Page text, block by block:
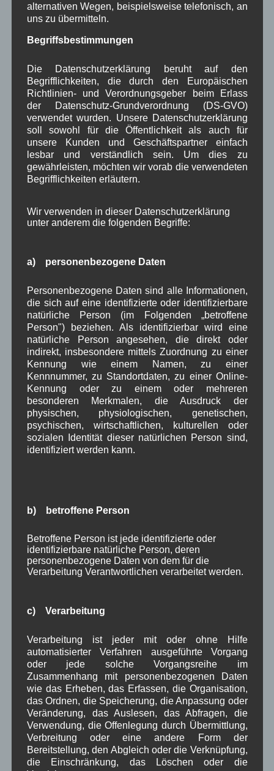
Josef Otler, Verein fürr Geschichtebei Über uns
Gerd ErfertbeiÜber uns
Beitragsarchiv
August 2026(2)
Mai 2026(11)
April 2026(8)
Januar 2026(8)
November 2025(5)
Oktober 2025(8)
September 2025(5)
August 2025
(2)
Juli 2025(9)
Juni 2025(7)
Mai 2025(3)
April 2025
März 2025(5)
Februar 2025(9)
Januar 2025(8)
Dezember 2024(7)
November 2024(14)
Juni 2024(4)
April 2024(5)
März 2024(4)
Februar 2024(4)
Januar 2024(5)
Oktober 2023(8)
August 2023(4)
Juli 2023(8)
Juni 2023
(7)
Mai 2023(8)
April 2023(10)
März 2023(5)
Februar 2023(3)
Januar 2023(8)
Dezember 2022
November 2022(8)
alternativen Wegen, beispielsweise telefonisch, an
uns zu übermitteln.
Begriffsbestimmungen
Die Datenschutzerklärung beruht auf den
Begrifflichkeiten, die durch den Europäischen
Richtlinien- und Verordnungsgeber beim Erlass
der Datenschutz-Grundverordnung (DS-GVO)
verwendet wurden. Unsere Datenschutzerklärung
soll sowohl für die Öffentlichkeit als auch für
unsere Kunden und Geschäftspartner einfach
lesbar und verständlich sein. Um dies zu
gewährleisten, möchten wir vorab die verwendeten
Begrifflichkeiten erläutern.
Wir verwenden in dieser Datenschutzerklärung
unter anderem die folgenden Begriffe:
a) personenbezogene Daten
Personenbezogene Daten sind alle Informationen,
die sich auf eine identifizierte oder identifizierbare
natürliche Person (im Folgenden „betroffene
Person") beziehen. Als identifizierbar wird eine
natürliche Person angesehen, die direkt oder
indirekt, insbesondere mittels Zuordnung zu einer
Kennung wie einem Namen, zu einer
Kennnummer, zu Standortdaten, zu einer Online-
Kennung oder zu einem oder mehreren
besonderen Merkmalen, die Ausdruck der
physischen, physiologischen, genetischen,
psychischen, wirtschaftlichen, kulturellen oder
sozialen Identität dieser natürlichen Person sind,
identifiziert werden kann.
b) betroffene Person
Betroffene Person ist jede identifizierte oder
identifizierbare natürliche Person, deren
personenbezogene Daten von dem für die
Verarbeitung Verantwortlichen verarbeitet werden.
c) Verarbeitung
Verarbeitung ist jeder mit oder ohne Hilfe
automatisierter Verfahren ausgeführte Vorgang
oder jede solche Vorgangsreihe im
Zusammenhang mit personenbezogenen Daten
wie das Erheben, das Erfassen, die Organisation,
das Ordnen, die Speicherung, die Anpassung oder
Veränderung, das Auslesen, das Abfragen, die
Verwendung, die Offenlegung durch Übermittlung,
Verbreitung oder eine andere Form der
Bereitstellung, den Abgleich oder die Verknüpfung,
die Einschränkung, das Löschen oder die